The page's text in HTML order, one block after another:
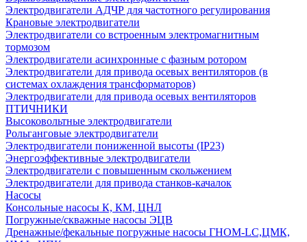
Электродвигатели АДЧР для частотного регулирования
Крановые электродвигатели
Электродвигатели со встроенным электромагнитным
тормозом
Электродвигатели асинхронные с фазным ротором
Электродвигатели для привода осевых вентиляторов (в
системах охлаждения трансформаторов)
Электродвигатели для привода осевых вентиляторов
ПТИЧНИКИ
Высоковольтные электродвигатели
Рольганговые электродвигатели
Электродвигатели пониженной высоты (IP23)
Энергоэффективные электродвигатели
Электродвигатели с повышенным скольжением
Электродвигатели для привода станков-качалок
Насосы
Консольные насосы К, КМ, ЦНЛ
Погружные/скважные насосы ЭЦВ
Дренажные/фекальные погружные насосы ГНОМ-LC,ЦМК,